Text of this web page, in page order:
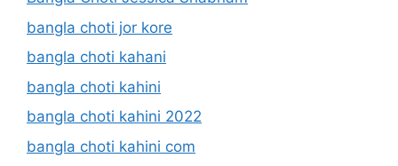
bangla choti jor kore
bangla choti kahani
bangla choti kahini
bangla choti kahini 2022
bangla choti kahini com